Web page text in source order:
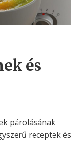
és
párolásának
receptek és